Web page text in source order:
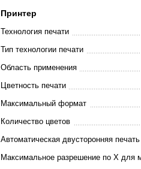
Принтер
Технология печати
Тип технологии печати
Область применения
Цветность печати
Максимальный формат
Количество цветов
Автоматическая двусторонняя печать
Максимальное разрешение по X для